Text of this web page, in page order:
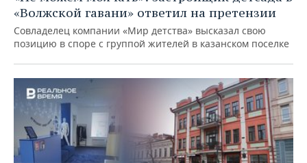
«Волжской гавани» ответил на претензии
Совладелец компании «Мир детства» высказал свою
позицию в споре с группой жителей в казанском поселке